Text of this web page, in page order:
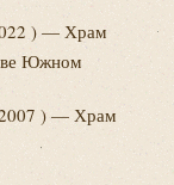
) — Храм
Южном
) — Храм